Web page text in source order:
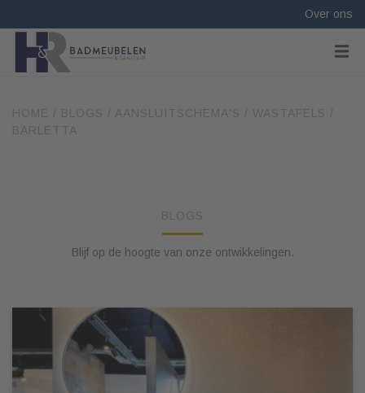
Over ons
HOME BLOGS AANSLUITSCHEMA'S WASTAFELS
BARLETTA
BLOGS
Blijf op de hoogte van onze ontwikkelingen.